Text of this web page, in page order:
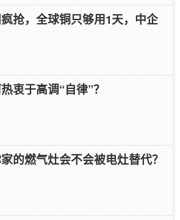
抢，全球铜只够用1天，中企
衷于高调“自律”？
的燃气灶会不会被电灶替代？